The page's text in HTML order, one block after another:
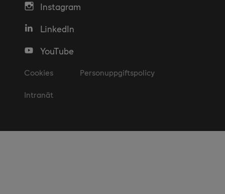
Instagram
LinkedIn
YouTube
Cookies Personuppgiftspolicy
Intranät